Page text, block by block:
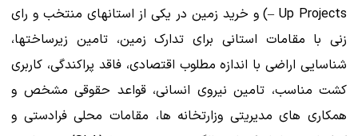
– Up Projects) و خرید زمین در یکی از استانهای منتخب و رای
زنی با مقامات استانی برای تدارک زمین، تامین زیرساختها،
شناسایی اراضی با اندازه مطلوب اقتصادی، فاقد پراکندگی، کاربری
کشت مناسب، تامین نیروی انسانی، قواعد حقوقی مشخص و
همکاری های مدیریتی وزارتخانه ها، مقامات محلی فرادستی و